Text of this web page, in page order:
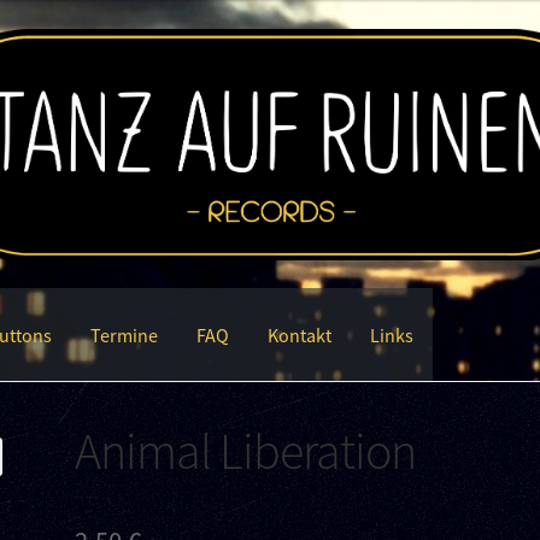
Termine FAQ Kontakt Links
Animal Liberation